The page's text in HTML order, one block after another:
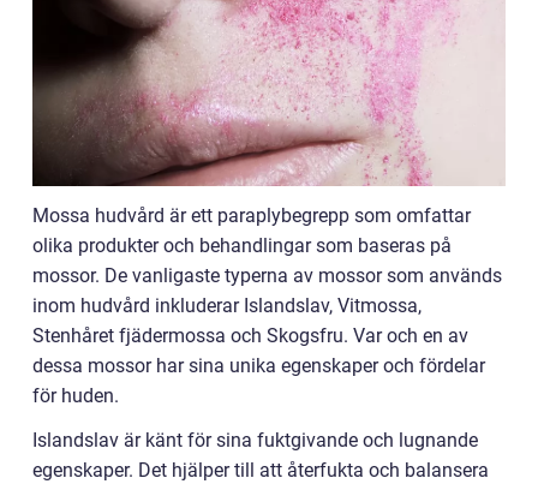
Mossa hudvård är ett paraplybegrepp som omfattar
olika produkter och behandlingar som baseras på
mossor. De vanligaste typerna av mossor som används
inom hudvård inkluderar Islandslav, Vitmossa,
Stenhåret fjädermossa och Skogsfru. Var och en av
dessa mossor har sina unika egenskaper och fördelar
för huden.
Islandslav är känt för sina fuktgivande och lugnande
egenskaper. Det hjälper till att återfukta och balansera